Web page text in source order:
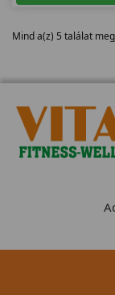
Mind a(z) 5 találat